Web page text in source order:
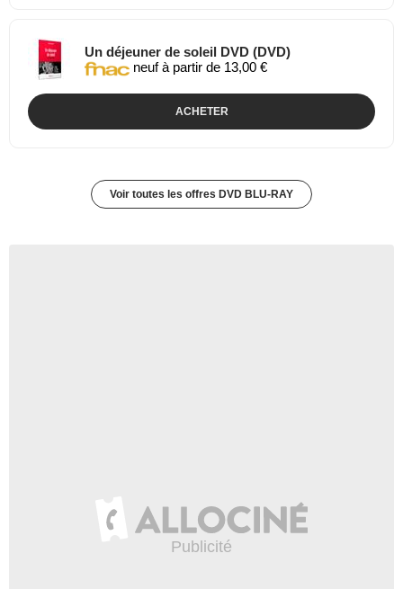
Un déjeuner de soleil DVD (DVD)
neuf à partir de 13,00 €
ACHETER
Voir toutes les offres DVD BLU-RAY